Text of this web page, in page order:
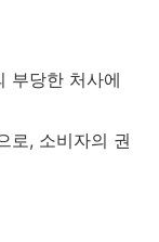
부당한 처사에
로, 소비자의 권